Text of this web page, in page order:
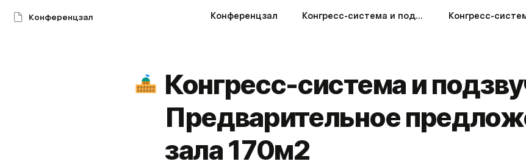
Конференцзал Конференцзал Конгресс-система и подзвучка Предварительное предложение для зала 170м2
Конгресс-система и
Предварительное
зала 170м2